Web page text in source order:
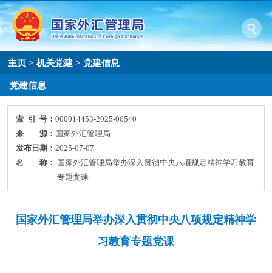
主页 >机关党建 > 党建信息
党建信息
索 引 号：000014453-2025-00540
来 源： 国家外汇管理局
发布日期：2025-07-07
名 称：
国家外汇管理局举办深入贯彻中央八项规定精神学习教育
专题党课
国家外汇管理局举办深入贯彻中央八项规定精神学
习教育专题党课